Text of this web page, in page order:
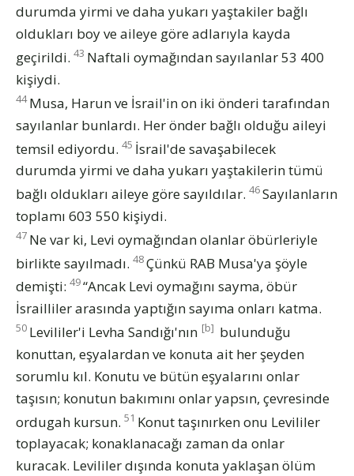
durumda yirmi ve daha yukarı yaştakiler bağlı
oldukları boy ve aileye göre adlarıyla kayda
geçirildi. 43 Naftali oymağından sayılanlar 53 400
kişiydi.
44 Musa, Harun ve İsrail'in on iki önderi tarafından
sayılanlar bunlardı. Her önder bağlı olduğu aileyi
temsil ediyordu. 45 İsrail'de savaşabilecek
durumda yirmi ve daha yukarı yaştakilerin tümü
bağlı oldukları aileye göre sayıldılar. 46Sayılanların
toplamı 603 550 kişiydi.
47 Ne var ki, Levi oymağından olanlar öbürleriyle
birlikte sayılmadı. 48Çünkü RAB Musa'ya şöyle
demişti: 49“Ancak Levi oymağını sayma, öbür
İsrailliler arasında yaptığın sayıma onları katma.
50 Levililer'i Levha Sandığı'nın [b] bulunduğu
konuttan, eşyalardan ve konuta ait her şeyden
sorumlu kıl. Konutu ve bütün eşyalarını onlar
taşısın; konutun bakımını onlar yapsın, çevresinde
ordugah kursun. 51 Konut taşınırken onu Levililer
toplayacak; konaklanacağı zaman da onlar
kuracak. Levililer dışında konuta yaklaşan ölüm